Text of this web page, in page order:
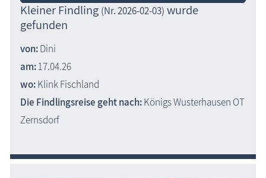
Kleiner Findling (Nr. 2026-02-03) wurde
gefunden
von:Dini
am:17.04.26
wo:Klink Fischland
Die Findlingsreise geht nach:Königs Wusterhausen OT
Zernsdorf